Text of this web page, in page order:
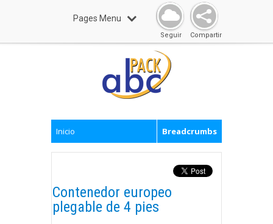
Pages Menu
Compartir
Seguir
Inicio Breadcrumbs
Contenedor europeo
plegable de 4 pies